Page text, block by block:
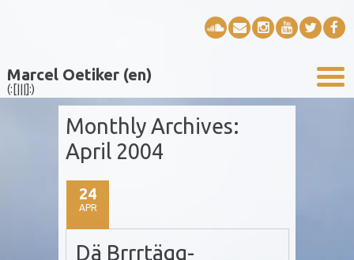
Marcel Oetiker (en)
(:[|||]:)
Monthly Archives:
April 2004
24
APR
Dä Brrrtägg-